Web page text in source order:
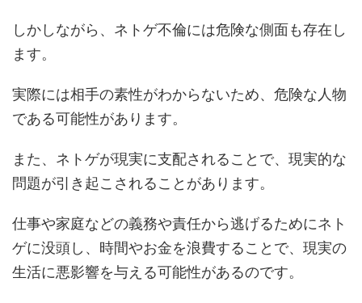
しかしながら、ネトゲ不倫には危険な側面も存在し
ます。
実際には相手の素性がわからないため、危険な人物
である可能性があります。
また、ネトゲが現実に支配されることで、現実的な
問題が引き起こされることがあります。
仕事や家庭などの義務や責任から逃げるためにネト
ゲに没頭し、時間やお金を浪費することで、現実の
生活に悪影響を与える可能性があるのです。